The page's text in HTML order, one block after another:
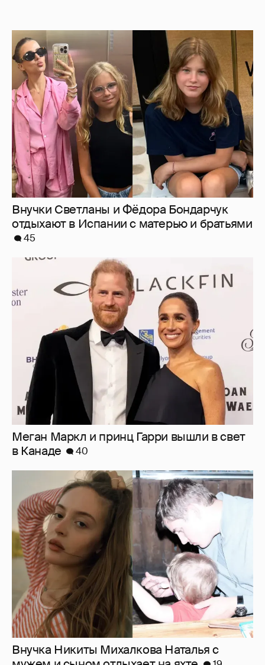
Внучки Светланы и Фёдора Бондарчук
отдыхают в Испании с матерью и братьями
45
Меган Маркл и принц Гарри вышли в свет
в Канаде
40
Внучка Никиты Михалкова Наталья с